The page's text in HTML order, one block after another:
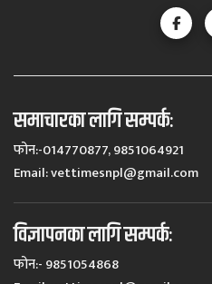
समाचारका लागि सम्पर्कः
फोन:-014770877, 9851064921
Email:vettimesnpl@gmail.com
विज्ञापनका लागि सम्पर्कः
फोन:- 9851054868